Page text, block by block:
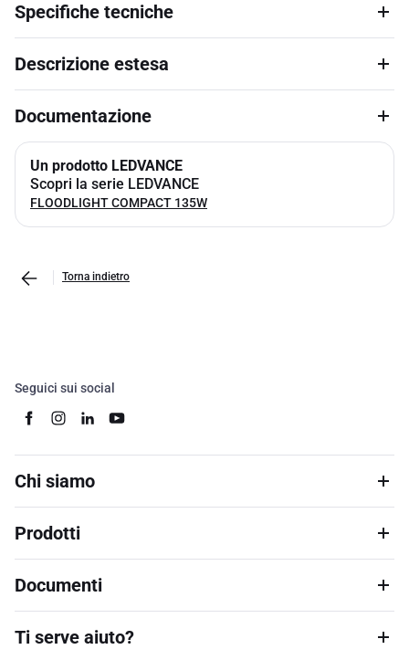
Specifiche tecniche
Descrizione estesa
Documentazione
Un prodotto LEDVANCE
Scopri la serie LEDVANCE
FLOODLIGHT COMPACT 135W
Torna indietro
Seguici sui social
Chi siamo
Prodotti
Documenti
Ti serve aiuto?